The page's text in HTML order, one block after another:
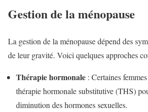
Gestion de la ménopause
La gestion de la ménopause dépend des
de leur gravité. Voici quelques approches
Thérapie hormonale : Certaines
thérapie hormonale substitutive (THS)
diminution des hormones sexuelles.